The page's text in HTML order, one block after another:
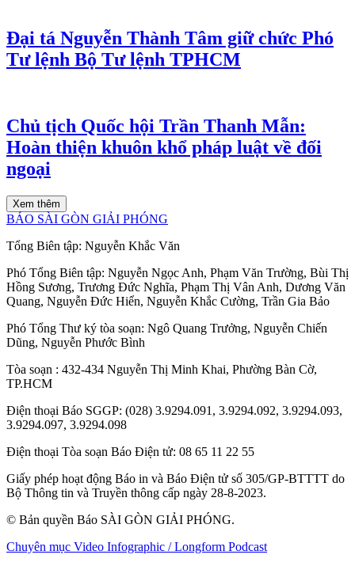
Đại tá Nguyễn Thành Tâm giữ chức Phó
Tư lệnh Bộ Tư lệnh TPHCM
Chủ tịch Quốc hội Trần Thanh Mẫn:
Hoàn thiện khuôn khổ pháp luật về đối
ngoại
Xem thêm
BÁO SÀI GÒN GIẢI PHÓNG
Tổng Biên tập: Nguyễn Khắc Văn
Phó Tổng Biên tập: Nguyễn Ngọc Anh, Phạm Văn Trường, Bùi Thị
Hồng Sương, Trương Đức Nghĩa, Phạm Thị Vân Anh, Dương Văn
Quang, Nguyễn Đức Hiển, Nguyễn Khắc Cường, Trần Gia Bảo
Phó Tổng Thư ký tòa soạn: Ngô Quang Trưởng, Nguyễn Chiến
Dũng, Nguyễn Phước Bình
Tòa soạn : 432-434 Nguyễn Thị Minh Khai, Phường Bàn Cờ,
TP.HCM
Điện thoại Báo SGGP: (028) 3.9294.091, 3.9294.092, 3.9294.093,
3.9294.097, 3.9294.098
Điện thoại Tòa soạn Báo Điện tử: 08 65 11 22 55
Giấy phép hoạt động Báo in và Báo Điện tử số 305/GP-BTTTT do
Bộ Thông tin và Truyền thông cấp ngày 28-8-2023.
© Bản quyền Báo SÀI GÒN GIẢI PHÓNG.
Chuyên mục Video Infographic / Longform Podcast